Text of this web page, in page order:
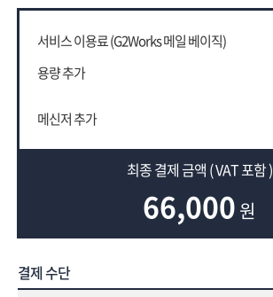
서비스 이용료 (G2Works 메일 베이직)
용량 추가
메신저 추가
최종 결제 금액 ( VAT 포함 )
66,000 원
결제 수단